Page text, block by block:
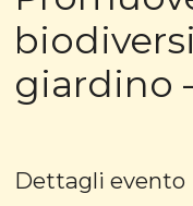
giardino
Dettagli evento